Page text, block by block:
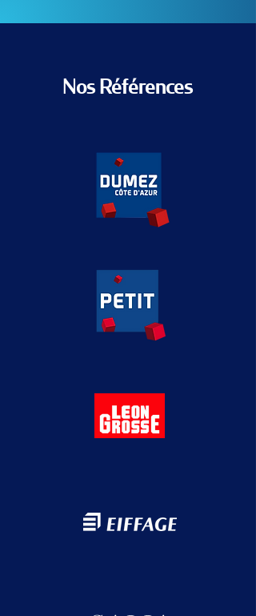
Nos Références